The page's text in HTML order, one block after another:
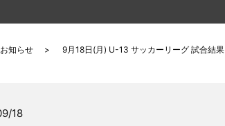
お知らせ 9月18日(月) U-13 サッカーリーグ 試合結果
18